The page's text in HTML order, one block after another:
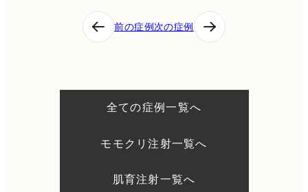
前の症例次の症例
全ての症例一覧へ
モモクリ注射一覧へ
肌育注射一覧へ